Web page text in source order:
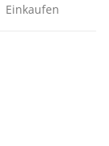
Einkaufen